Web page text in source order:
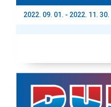
2022. 09. 01. - 2022. 11. 30.